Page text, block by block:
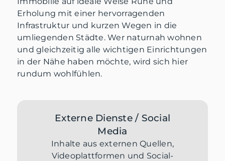
Erholung mit einer hervorragenden
Infrastruktur und kurzen Wegen in die
umliegenden Städte. Wer naturnah wohnen
und gleichzeitig alle wichtigen Einrichtungen
in der Nähe haben möchte, wird sich hier
rundum wohlfühlen.
Externe Dienste / Social
Media
Inhalte aus externen Quellen,
Videoplattformen und Social-